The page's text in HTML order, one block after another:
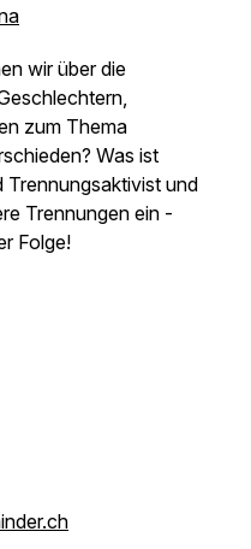
wir über die
zum Thema
Was ist
und
Trennungen ein -
Folge!